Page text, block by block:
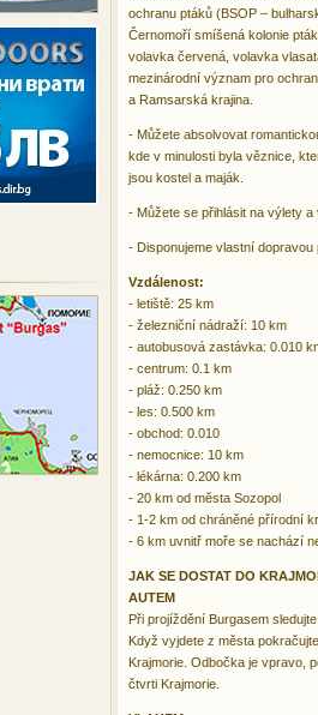
ochranu ptáků (BSOP –
Černomoří smíšená kolonie
volavka červená, volavka
mezinárodní význam pro
a Ramsarská krajina.
- Můžete absolvovat
kde v minulosti byla věznice,
jsou kostel a maják.
- Můžete se přihlásit na výlety
- Disponujeme vlastní
Vzdálenost:
- letiště: 25 km
- železniční nádraží: 10 km
- autobusová zastávka: 0.010
- centrum: 0.1 km
- pláž: 0.250 km
- les: 0.500 km
- obchod: 0.010
- nemocnice: 10 km
- lékárna: 0.200 km
- 20 km od města Sozopol
- 1-2 km od chráněné přírodní
- 6 km uvnitř moře se nachází
JAK SE DOSTAT DO
AUTEM
Při projíždění Burgasem
Když vyjdete z města
Krajmorie. Odbočka je vpravo,
čtvrti Krajmorie.